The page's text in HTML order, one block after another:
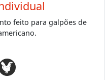
feito para galpões de